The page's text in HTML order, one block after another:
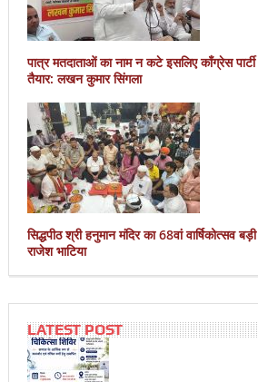
पात्र मतदाताओं का नाम न कटे इसलिए काँग्रेस पार्टी
तैयार: लखन कुमार सिंगला
सिद्धपीठ श्री हनुमान मंदिर का 68वां वार्षिकोत्सव
राजेश भाटिया
LATEST POST